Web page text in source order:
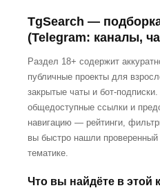
TgSearch —
(Telegram: каналы,
Раздел 18+ содержит
публичные проекты для
закрытые чаты и бот-
общедоступные ссылки и
навигацию — рейтинги,
вы быстро нашли
тематике.
Что вы найдёте в этой